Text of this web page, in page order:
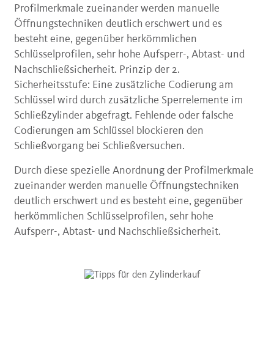
Profilmerkmale zueinander werden manuelle
Öffnungstechniken deutlich erschwert und es
besteht eine, gegenüber herkömmlichen
Schlüsselprofilen, sehr hohe Aufsperr-, Abtast- und
Nachschließsicherheit. Prinzip der 2.
Sicherheitsstufe: Eine zusätzliche Codierung am
Schlüssel wird durch zusätzliche Sperrelemente im
Schließzylinder abgefragt. Fehlende oder falsche
Codierungen am Schlüssel blockieren den
Schließvorgang bei Schließversuchen.
Durch diese spezielle Anordnung der Profilmerkmale
zueinander werden manuelle Öffnungstechniken
deutlich erschwert und es besteht eine, gegenüber
herkömmlichen Schlüsselprofilen, sehr hohe
Aufsperr-, Abtast- und Nachschließsicherheit.